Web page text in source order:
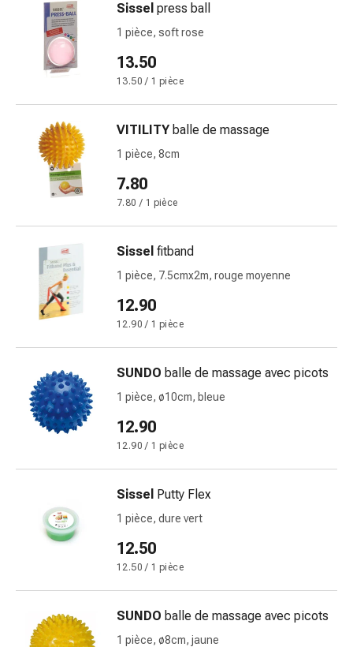
Bandes
élastiques
Pansements
les
doigts
Pansements
fixation
Gazes
compression
Pansements
Bandes
tapes
accessoires
tubulaires
filets
Matériel
pansement
Brûlures
soleil
Kits
Sissel press ball
1 pièce, soft rose
13.50
13.50 / 1 pièce
VITILITY balle de massage
1 pièce, 8cm
7.80
7.80 / 1 pièce
Sissel fitband
1 pièce, 7.5cmx2m, rouge moyenne
12.90
12.90 / 1 pièce
SUNDO balle de massage avec picots
1 pièce, ø10cm, bleue
12.90
12.90 / 1 pièce
Sissel Putty Flex
1 pièce, dure vert
12.50
12.50 / 1 pièce
SUNDO balle de massage avec picots
1 pièce, ø8cm, jaune